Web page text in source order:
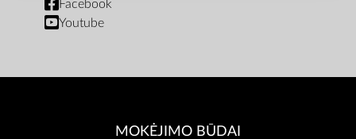
Facebook
Youtube
MOKĖJIMO BŪDAI